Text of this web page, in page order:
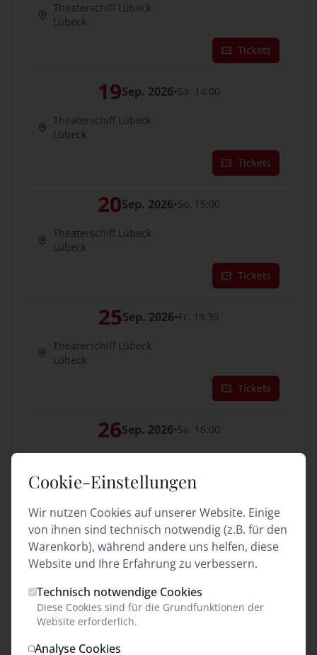
Theaterschiff Lübeck
Lübeck
Tickets
19Sep. 2026•Sa. 14:00
Theaterschiff Lübeck
Lübeck
Tickets
20Sep. 2026•So. 15:00
Theaterschiff Lübeck
Lübeck
Tickets
25Sep. 2026• Fr. 19:30
Theaterschiff Lübeck
Lübeck
Tickets
26Sep. 2026•Sa. 16:00
Lübeck
26Sep. 2026•Sa. 19:30
Theaterschiff Lübeck
Lübeck
Tickets
Cookie-Einstellungen
Wir nutzen Cookies auf unserer Website. Einige
von ihnen sind technisch notwendig (z.B. für den
Warenkorb), während andere uns helfen, diese
Website und Ihre Erfahrung zu verbessern.
Technisch notwendige Cookies
Diese Cookies sind für die Grundfunktionen der
Website erforderlich.
Analyse Cookies